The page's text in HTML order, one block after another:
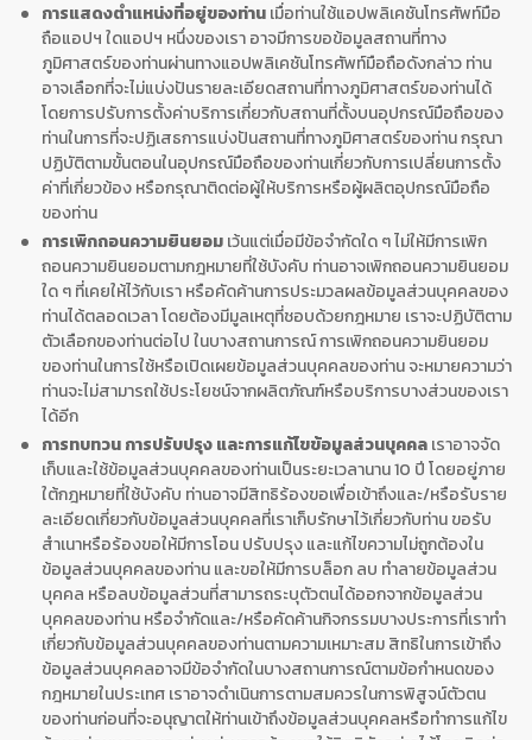
การแสดงตำแหน่งที่อยู่ของท่านเมื่อท่านใช้แอปพลิเคชันโทรศัพท์มือ
ถือแอปฯ ใดแอปฯ หนึ่งของเรา อาจมีการขอข้อมูลสถานที่ทาง
ภูมิศาสตร์ของท่านผ่านทางแอปพลิเคชันโทรศัพท์มือถือดังกล่าว ท่าน
อาจเลือกที่จะไม่แบ่งปันรายละเอียดสถานที่ทางภูมิศาสตร์ของท่านได้
โดยการปรับการตั้งค่าบริการเกี่ยวกับสถานที่ตั้งบนอุปกรณ์มือถือของ
ท่านในการที่จะปฏิเสธการแบ่งปันสถานที่ทางภูมิศาสตร์ของท่าน กรุณา
ปฏิบัติตามขั้นตอนในอุปกรณ์มือถือของท่านเกี่ยวกับการเปลี่ยนการตั้ง
ค่าที่เกี่ยวข้อง หรือกรุณาติดต่อผู้ให้บริการหรือผู้ผลิตอุปกรณ์มือถือ
ของท่าน
การเพิกถอนความยินยอมเว้นแต่เมื่อมีข้อจำกัดใด ๆ ไม่ให้มีการเพิก
ถอนความยินยอมตามกฎหมายที่ใช้บังคับ ท่านอาจเพิกถอนความยินยอม
ใด ๆ ที่เคยให้ไว้กับเรา หรือคัดค้านการประมวลผลข้อมูลส่วนบุคคลของ
ท่านได้ตลอดเวลา โดยต้องมีมูลเหตุที่ชอบด้วยกฎหมาย เราจะปฏิบัติตาม
ตัวเลือกของท่านต่อไป ในบางสถานการณ์ การเพิกถอนความยินยอม
ของท่านในการใช้หรือเปิดเผยข้อมูลส่วนบุคคลของท่าน จะหมายความว่า
ท่านจะไม่สามารถใช้ประโยชน์จากผลิตภัณฑ์หรือบริการบางส่วนของเรา
ได้อีก
การทบทวน การปรับปรุง และการแก้ไขข้อมูลส่วนบุคคลเราอาจจัด
เก็บและใช้ข้อมูลส่วนบุคคลของท่านเป็นระยะเวลานาน 10 ปี โดยอยู่ภาย
ใต้กฎหมายที่ใช้บังคับ ท่านอาจมีสิทธิร้องขอเพื่อเข้าถึงและ/หรือรับราย
ละเอียดเกี่ยวกับข้อมูลส่วนบุคคลที่เราเก็บรักษาไว้เกี่ยวกับท่าน ขอรับ
สำเนาหรือร้องขอให้มีการโอน ปรับปรุง และแก้ไขความไม่ถูกต้องใน
ข้อมูลส่วนบุคคลของท่าน และขอให้มีการบล็อก ลบ ทำลายข้อมูลส่วน
บุคคล หรือลบข้อมูลส่วนที่สามารถระบุตัวตนได้ออกจากข้อมูลส่วน
บุคคลของท่าน หรือจำกัดและ/หรือคัดค้านกิจกรรมบางประการที่เราทำ
เกี่ยวกับข้อมูลส่วนบุคคลของท่านตามความเหมาะสม สิทธิในการเข้าถึง
ข้อมูลส่วนบุคคลอาจมีข้อจำกัดในบางสถานการณ์ตามข้อกำหนดของ
กฎหมายในประเทศ เราอาจดำเนินการตามสมควรในการพิสูจน์ตัวตน
ของท่านก่อนที่จะอนุญาตให้ท่านเข้าถึงข้อมูลส่วนบุคคลหรือทำการแก้ไข